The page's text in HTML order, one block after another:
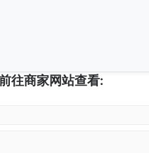
往商家网站查看: